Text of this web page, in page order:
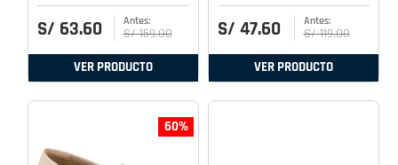
S/ 63.60 S/ 159.00
VER PRODUCTO
S/ 47.60 S/ 119.00
VER PRODUCTO
60%